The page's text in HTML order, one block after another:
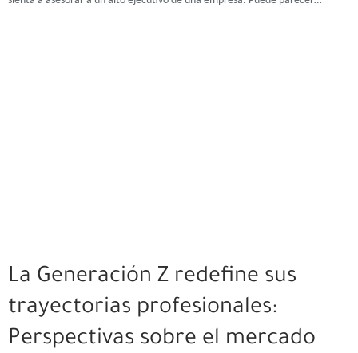
La Generación Z redefine sus
trayectorias profesionales:
Perspectivas sobre el mercado